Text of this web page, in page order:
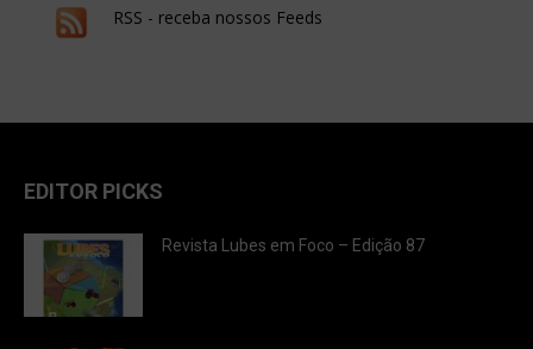
RSS - receba nossos Feeds
EDITOR PICKS
Revista Lubes em Foco – Edição 87